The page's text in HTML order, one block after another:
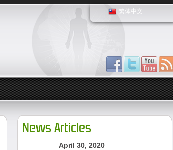
繁体中文
News Articles
April 30, 2020